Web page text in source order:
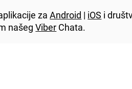
zaAndroid | iOS i
našegViber Chata.